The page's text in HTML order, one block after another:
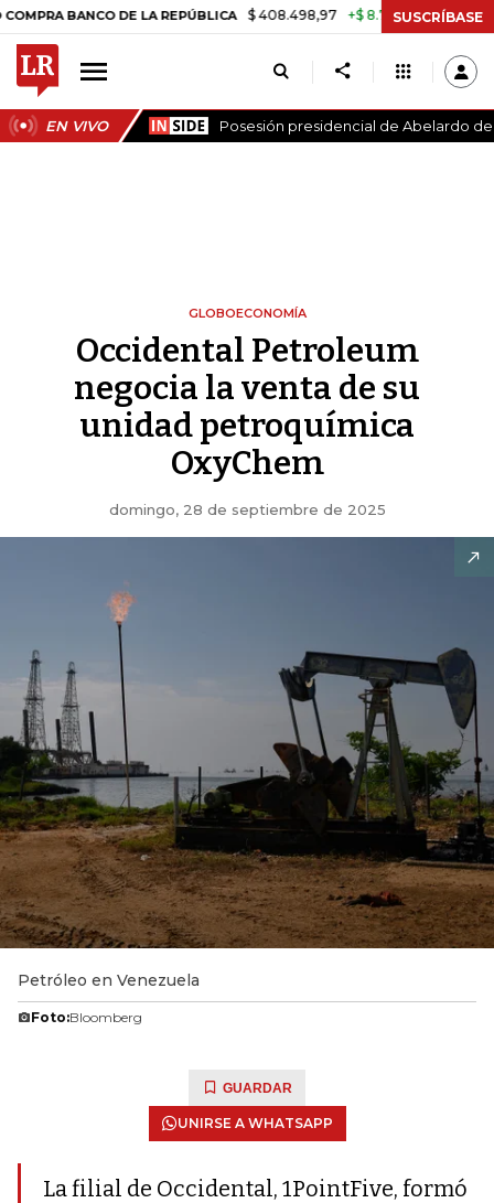
BANCO DE LA REPÚBLICA $ 408.498,97 +$ 8.753,81 +2,19% TASA
SUSCRÍBASE
EN VIVO Posesión presidencial de Abelardo de
GLOBOECONOMÍA
Occidental Petroleum
negocia la venta de su
unidad petroquímica
OxyChem
domingo, 28 de septiembre de 2025
Petróleo en Venezuela
Foto:Bloomberg
GUARDAR
UNIRSE A WHATSAPP
La filial de Occidental, 1PointFive, formó